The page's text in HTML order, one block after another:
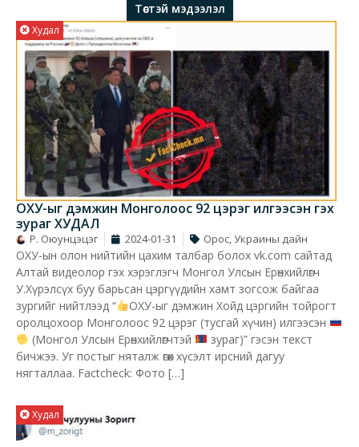
Төстэй мэдээлэл
Худал
ОХУ-ыг дэмжин Монголоос 92 цэрэг илгээсэн гэх
зураг ХУДАЛ
Р. Оюунцэцэг 2024-01-31 Орос, Украины дайн
ОХУ-ын олон нийтийн цахим талбар болох vk.com сайтад
Алтай видеолор гэх хэрэглэгч Монгол Улсын Ерөнхийлөгч
У.Хүрэлсүх буу барьсан цэргүүдийн хамт зогсож байгаа
зургийг нийтлээд “
ОХУ-ыг дэмжин Хойд цэргийн тойрогт
оролцохоор Монголоос 92 цэрэг (тусгай хүчин) илгээсэн
(Монгол Улсын Ерөнхийлөгчтэй
зураг)” гэсэн текст
бичжээ. Уг постыг няталж өгөх хүсэлт ирсний дагуу
нягталлаа. Factcheck: Фото […]
Худал